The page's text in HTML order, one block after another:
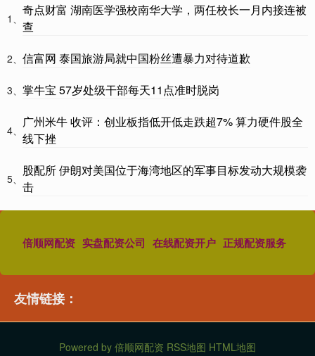
1、
奇点财富 湖南医学强校南华大学，两任校长一月内接连被
查
2、 信富网 泰国旅游局就中国粉丝遭暴力对待道歉
3、 掌牛宝 57岁处级干部每天11点准时脱岗
4、
广州米牛 收评：创业板指低开低走跌超7% 算力硬件股全
线下挫
5、
股配所 伊朗对美国位于海湾地区的军事目标发动大规模袭
击
倍顺网配资 实盘配资公司 在线配资开户 正规配资服务
友情链接：
Powered by 倍顺网配资 RSS地图 HTML地图